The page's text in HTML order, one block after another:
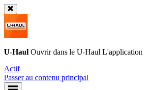
U-Haul Ouvrir dans le U-Haul L'application
Actif
Passer au contenu principal